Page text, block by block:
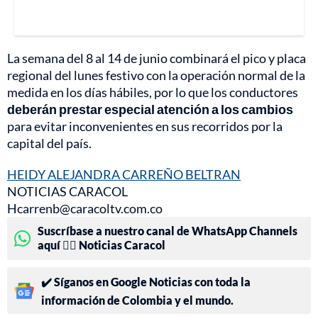
La semana del 8 al 14 de junio combinará el pico y placa
regional del lunes festivo con la operación normal de la
medida en los días hábiles, por lo que los conductores
deberán prestar especial atención a los cambios
para evitar inconvenientes en sus recorridos por la
capital del país.
HEIDY ALEJANDRA CARREÑO BELTRAN
NOTICIAS CARACOL
Hcarrenb@caracoltv.com.co
Suscríbase a nuestro canal de WhatsApp Channels
aquí 👉🏻 Noticias Caracol
✔️ Síganos en Google Noticias con toda la
información de Colombia y el mundo.